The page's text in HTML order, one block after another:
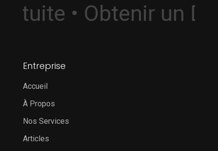
• Obtenir un
Entreprise
Accueil
À Propos
Nos Services
Articles